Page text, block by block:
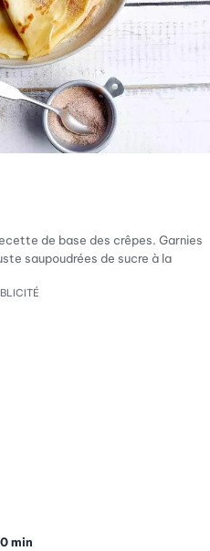
de base des crêpes. Garnies
saupoudrées de sucre à la
min